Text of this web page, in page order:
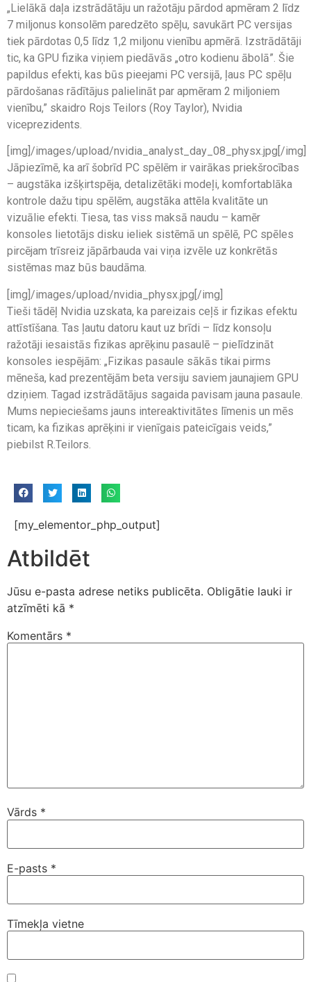
„Lielākā daļa izstrādātāju un ražotāju pārdod apmēram 2 līdz
7 miljonus konsolēm paredzēto spēļu, savukārt PC versijas
tiek pārdotas 0,5 līdz 1,2 miljonu vienību apmērā. Izstrādātāji
tic, ka GPU fizika viņiem piedāvās „otro kodienu ābolā”. Šie
papildus efekti, kas būs pieejami PC versijā, ļaus PC spēļu
pārdošanas rādītājus palielināt par apmēram 2 miljoniem
vienību,” skaidro Rojs Teilors (Roy Taylor), Nvidia
viceprezidents.
[img]/images/upload/nvidia_analyst_day_08_physx.jpg[/img]
Jāpiezīmē, ka arī šobrīd PC spēlēm ir vairākas priekšrocības
– augstāka izšķirtspēja, detalizētāki modeļi, komfortablāka
kontrole dažu tipu spēlēm, augstāka attēla kvalitāte un
vizuālie efekti. Tiesa, tas viss maksā naudu – kamēr
konsoles lietotājs disku ieliek sistēmā un spēlē, PC spēles
pircējam trīsreiz jāpārbauda vai viņa izvēle uz konkrētās
sistēmas maz būs baudāma.
[img]/images/upload/nvidia_physx.jpg[/img]
Tieši tādēļ Nvidia uzskata, ka pareizais ceļš ir fizikas efektu
attīstīšana. Tas ļautu datoru kaut uz brīdi – līdz konsoļu
ražotāji iesaistās fizikas aprēķinu pasaulē – pielīdzināt
konsoles iespējām: „Fizikas pasaule sākās tikai pirms
mēneša, kad prezentējām beta versiju saviem jaunajiem GPU
dziņiem. Tagad izstrādātājus sagaida pavisam jauna pasaule.
Mums nepieciešams jauns intereaktivitātes līmenis un mēs
ticam, ka fizikas aprēķini ir vienīgais pateicīgais veids,”
piebilst R.Teilors.
[my_elementor_php_output]
Atbildēt
Jūsu e-pasta adrese netiks publicēta. Obligātie lauki ir
atzīmēti kā *
Komentārs *
Vārds *
E-pasts *
Tīmekļa vietne